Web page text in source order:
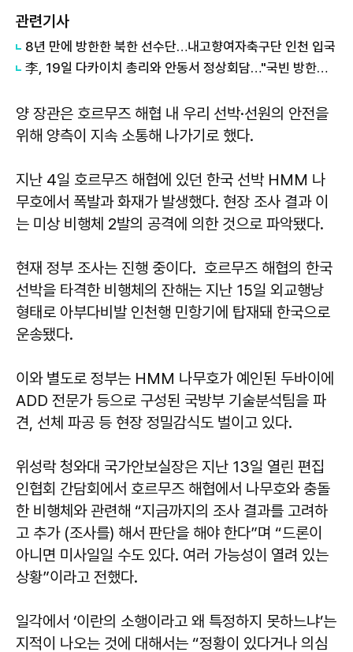
관련기사
8년 만에 방한한 북한 선수단…내고향여자축구단 인천 입국
李, 19일 다카이치 총리와 안동서 정상회담…"국빈 방한에 준하는 예우"
양 장관은 호르무즈 해협 내 우리 선박·선원의 안전을
위해 양측이 지속 소통해 나가기로 했다.
지난 4일 호르무즈 해협에 있던 한국 선박 HMM 나
무호에서 폭발과 화재가 발생했다. 현장 조사 결과 이
는 미상 비행체 2발의 공격에 의한 것으로 파악됐다.
현재 정부 조사는 진행 중이다. 호르무즈 해협의 한국
선박을 타격한 비행체의 잔해는 지난 15일 외교행낭
형태로 아부다비발 인천행 민항기에 탑재돼 한국으로
운송됐다.
이와 별도로 정부는 HMM 나무호가 예인된 두바이에
ADD 전문가 등으로 구성된 국방부 기술분석팀을 파
견, 선체 파공 등 현장 정밀감식도 벌이고 있다.
위성락 청와대 국가안보실장은 지난 13일 열린 편집
인협회 간담회에서 호르무즈 해협에서 나무호와 충돌
한 비행체와 관련해 “지금까지의 조사 결과를 고려하
고 추가 (조사를) 해서 판단을 해야 한다”며 “드론이
아니면 미사일일 수도 있다. 여러 가능성이 열려 있는
상황”이라고 전했다.
일각에서 ‘이란의 소행이라고 왜 특정하지 못하느냐’는
지적이 나오는 것에 대해서는 “정황이 있다거나 의심